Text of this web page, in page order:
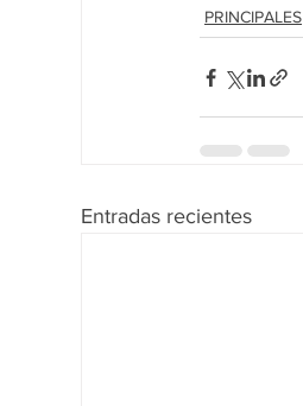
PRINCIPALES
Entradas recientes